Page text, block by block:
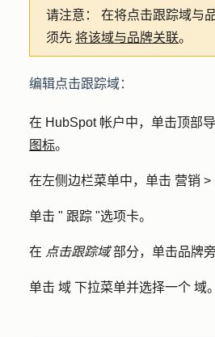
请注意：
在将点击跟踪域与
须先 将该域与品牌关联。
编辑点击跟踪域：
在 HubSpot 帐户中，单击顶部
图标。
在左侧边栏菜单中，单击 营销 >
单击 " 跟踪 "选项卡。
在 点击跟踪域部分，单击品牌
单击 域 下拉菜单并选择一个 域